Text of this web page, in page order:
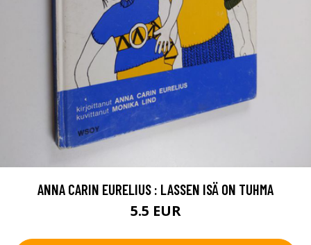
ANNA CARIN EURELIUS : LASSEN ISÄ ON TUHMA
5.5 EUR